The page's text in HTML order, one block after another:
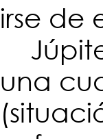
irse de
una